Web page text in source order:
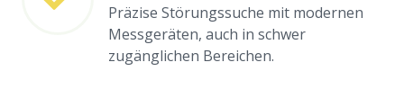
Präzise Störungssuche mit modernen
Messgeräten, auch in schwer
zugänglichen Bereichen.